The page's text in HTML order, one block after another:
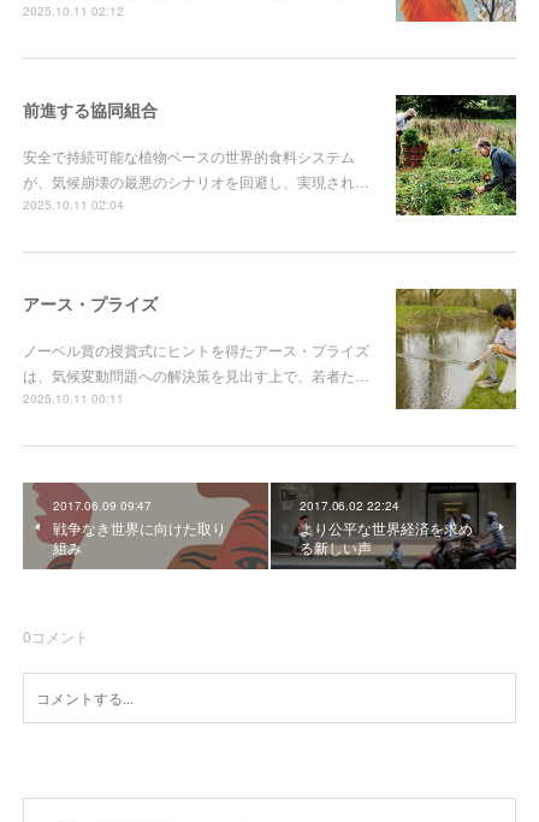
2025.10.11 02:12
前進する協同組合
安全で持続可能な植物ベースの世界的食料システム
が、気候崩壊の最悪のシナリオを回避し、実現され…
2025.10.11 02:04
アース・プライズ
ノーベル賞の授賞式にヒントを得たアース・プライズ
は、気候変動問題への解決策を見出す上で、若者た…
2025.10.11 00:11
2017.06.09 09:47
戦争なき世界に向けた取り
組み
2017.06.02 22:24
より公平な世界経済を求め
る新しい声
0コメント